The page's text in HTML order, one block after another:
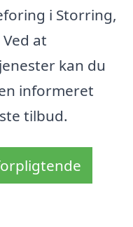
i Storring,
at
kan du
informeret
tilbud.